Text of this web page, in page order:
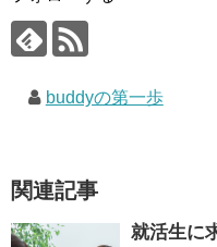
buddyの第一歩
関連記事
就活生に